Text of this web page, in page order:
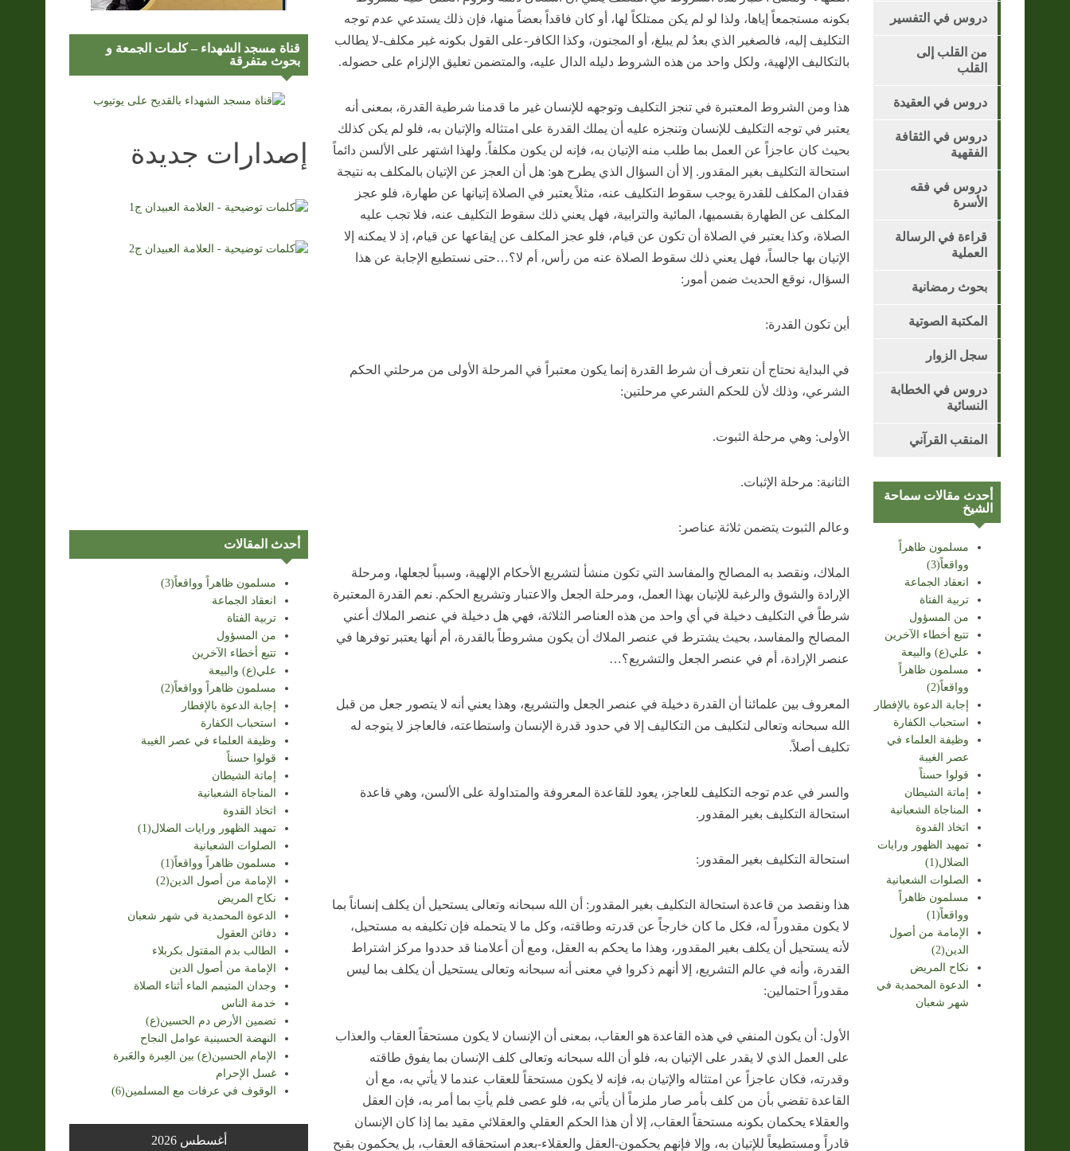
دروس في التفسير
من القلب إلى
القلب
دروس في العقيدة
دروس في الثقافة
الفقهية
دروس في فقه
الأسرة
قراءة في الرسالة
العملية
بحوث رمضانية
المكتبة الصوتية
سجل الزوار
دروس في الخطابة
النسائية
المنقب القرآني
أحدث مقالات سماحة
الشيخ
مسلمون ظاهراً
وواقعاً(3)
انعقاد الجماعة
تربية الفتاة
من المسؤول
تتبع أخطاء الآخرين
علي(ع) والبيعة
مسلمون ظاهراً
وواقعاً(2)
إجابة الدعوة بالإفطار
استحباب الكفارة
وظيفة العلماء في
عصر الغيبة
قولوا حسناً
إماتة الشيطان
المناجاة الشعبانية
اتخاذ القدوة
تمهيد الظهور ورايات
الضلال(1)
الصلوات الشعبانية
مسلمون ظاهراً
وواقعاً(1)
الإمامة من أصول
الدين(2)
نكاح المريض
الدعوة المحمدية في
شهر شعبان
بكونه مستجمعاً إياها، ولذا لو لم يكن ممتلكاً لها، أو كان فاقداً بعضاً منها، فإن ذلك يستدعي عدم توجه
التكليف إليه، فالصغير الذي بعدُ لم يبلغ، أو المجنون، وكذا الكافر-على القول بكونه غير مكلف-لا يطالب
بالتكاليف الإلهية، ولكل واحد من هذه الشروط دليله الدال عليه، والمتضمن تعليق الإلزام على حصوله.
هذا ومن الشروط المعتبرة في تنجز التكليف وتوجهه للإنسان غير ما قدمنا شرطية القدرة، بمعنى أنه
يعتبر في توجه التكليف للإنسان وتنجزه عليه أن يملك القدرة على امتثاله والإتيان به، فلو لم يكن كذلك
بحيث كان عاجزاً عن العمل بما طلب منه الإتيان به، فإنه لن يكون مكلفاً. ولهذا اشتهر على الألسن دائماً
استحالة التكليف بغير المقدور. إلا أن السؤال الذي يطرح هو: هل أن العجز عن الإتيان بالمكلف به نتيجة
فقدان المكلف للقدرة يوجب سقوط التكليف عنه، مثلاً يعتبر في الصلاة إتيانها عن طهارة، فلو عجز
المكلف عن الطهارة بقسميها، المائية والترابية، فهل يعني ذلك سقوط التكليف عنه، فلا تجب عليه
الصلاة، وكذا يعتبر في الصلاة أن تكون عن قيام، فلو عجز المكلف عن إيقاعها عن قيام، إذ لا يمكنه إلا
الإتيان بها جالساً، فهل يعني ذلك سقوط الصلاة عنه من رأس، أم لا؟…حتى نستطيع الإجابة عن هذا
السؤال، نوقع الحديث ضمن أمور:
أين تكون القدرة:
في البداية نحتاج أن نتعرف أن شرط القدرة إنما يكون معتبراً في المرحلة الأولى من مرحلتي الحكم
الشرعي، وذلك لأن للحكم الشرعي مرحلتين:
الأولى: وهي مرحلة الثبوت.
الثانية: مرحلة الإثبات.
وعالم الثبوت يتضمن ثلاثة عناصر:
الملاك، ونقصد به المصالح والمفاسد التي تكون منشأ لتشريع الأحكام الإلهية، وسبباً لجعلها، ومرحلة
الإرادة والشوق والرغبة للإتيان بهذا العمل، ومرحلة الجعل والاعتبار وتشريع الحكم. نعم القدرة المعتبرة
شرطاً في التكليف دخيلة في أي واحد من هذه العناصر الثلاثة، فهي هل دخيلة في عنصر الملاك أعني
المصالح والمفاسد، بحيث يشترط في عنصر الملاك أن يكون مشروطاً بالقدرة، أم أنها يعتبر توفرها في
عنصر الإرادة، أم في عنصر الجعل والتشريع؟…
المعروف بين علمائنا أن القدرة دخيلة في عنصر الجعل والتشريع، وهذا يعني أنه لا يتصور جعل من قبل
الله سبحانه وتعالى لتكليف من التكاليف إلا في حدود قدرة الإنسان واستطاعته، فالعاجز لا يتوجه له
تكليف أصلاً.
والسر في عدم توجه التكليف للعاجز، يعود للقاعدة المعروفة والمتداولة على الألسن، وهي قاعدة
استحالة التكليف بغير المقدور.
استحالة التكليف بغير المقدور:
هذا ونقصد من قاعدة استحالة التكليف بغير المقدور: أن الله سبحانه وتعالى يستحيل أن يكلف إنساناً بما
لا يكون مقدوراً له، فكل ما كان خارجاً عن قدرته وطاقته، وكل ما لا يتحمله فإن تكليفه به مستحيل،
لأنه يستحيل أن يكلف بغير المقدور، وهذا ما يحكم به العقل، ومع أن أعلامنا قد حددوا مركز اشتراط
القدرة، وأنه في عالم التشريع، إلا أنهم ذكروا في معنى أنه سبحانه وتعالى يستحيل أن يكلف بما ليس
مقدوراً احتمالين:
الأول: أن يكون المنفي في هذه القاعدة هو العقاب، بمعنى أن الإنسان لا يكون مستحقاً العقاب والعذاب
على العمل الذي لا يقدر على الإتيان به، فلو أن الله سبحانه وتعالى كلف الإنسان بما يفوق طاقته
وقدرته، فكان عاجزاً عن امتثاله والإتيان به، فإنه لا يكون مستحقاً للعقاب عندما لا يأتي به، مع أن
القاعدة تقضي بأن من كلف بأمر صار ملزماً أن يأتي به، فلو عصى فلم يأتِ بما أمر به، فإن العقل
والعقلاء يحكمان بكونه مستحقاً العقاب، إلا أن هذا الحكم العقلي والعقلائي مقيد بما إذا كان الإنسان
قادراً ومستطيعاً للإتيان به، وإلا فإنهم يحكمون-العقل والعقلاء-بعدم استحقاقه العقاب، بل يحكمون بقبح
قناة مسجد الشهداء – كلمات الجمعة و
بحوث متفرقة
إصدارات جديدة
أحدث المقالات
مسلمون ظاهراً وواقعاً(3)
انعقاد الجماعة
تربية الفتاة
من المسؤول
تتبع أخطاء الآخرين
علي(ع) والبيعة
مسلمون ظاهراً وواقعاً(2)
إجابة الدعوة بالإفطار
استحباب الكفارة
وظيفة العلماء في عصر الغيبة
قولوا حسناً
إماتة الشيطان
المناجاة الشعبانية
اتخاذ القدوة
تمهيد الظهور ورايات الضلال(1)
الصلوات الشعبانية
مسلمون ظاهراً وواقعاً(1)
الإمامة من أصول الدين(2)
نكاح المريض
الدعوة المحمدية في شهر شعبان
دفائن العقول
الطالب بدم المقتول بكربلاء
الإمامة من أصول الدين
وجدان المتيمم الماء أثناء الصلاة
خدمة الناس
تضمين الأرض دم الحسين(ع)
النهضة الحسينية عوامل النجاح
الإمام الحسين(ع) بين العِبرة والعَبرة
غسل الإحرام
الوقوف في عرفات مع المسلمين(6)
أغسطس 2026